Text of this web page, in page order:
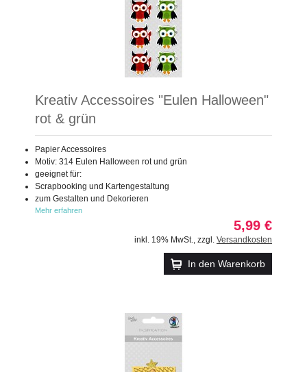
Kreativ Accessoires "Eulen Halloween"
rot & grün
Papier Accessoires
Motiv: 314 Eulen Halloween rot und grün
geeignet für:
Scrapbooking und Kartengestaltung
zum Gestalten und Dekorieren
Mehr erfahren
5,99 €
inkl. 19% MwSt. zzgl. Versandkosten
In den Warenkorb